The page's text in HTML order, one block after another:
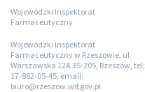
Wojewódzki Inspektorat
Farmaceutyczny
Wojewódzki Inspektorat
Farmaceutyczny w Rzeszowie, ul.
Warszawska 12A 35-205, Rzeszów, tel:
17-862-05-45, email:
biuro@rzeszow.wif.gov.pl